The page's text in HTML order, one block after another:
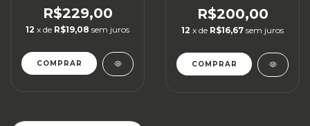
R$229,00
12 x de R$19,08 sem juros
COMPRAR
R$200,00
12 x de R$16,67 sem juros
COMPRAR